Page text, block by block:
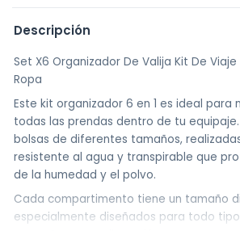
Descripción
Set X6 Organizador De Valija Kit De Viaje
Ropa
Este kit organizador 6 en 1 es ideal para
todas las prendas dentro de tu equipaje.
bolsas de diferentes tamaños,
resistente al agua y transpirable que
de la humedad y el polvo.
Cada compartimento tiene un tamaño
especialmente diseñados para todo